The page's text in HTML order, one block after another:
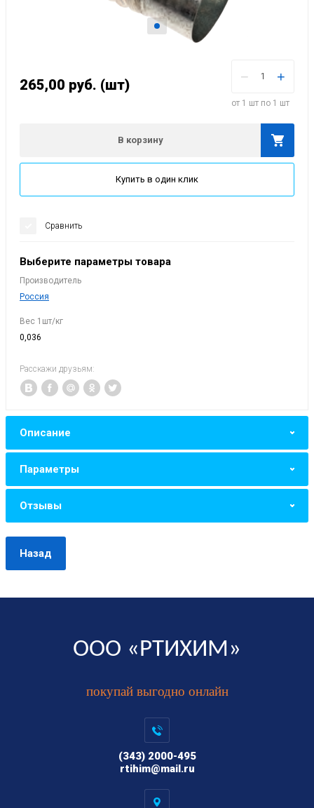
265,00 руб. (шт) − +
от 1 шт по 1 шт
В корзину
Купить в один клик
Сравнить
Выберите параметры товара
Производитель
Россия
Вес 1шт/кг
0,036
Расскажи друзьям:
Описание
Параметры
Отзывы
Назад
ООО «РТИХИМ»
покупай выгодно онлайн
(343) 2000-495
rtihim@mail.ru